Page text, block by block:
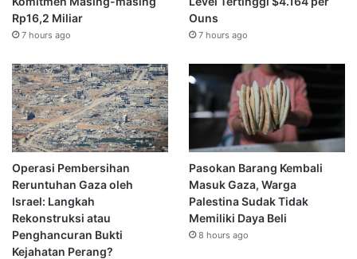
Rp16,2 Miliar
7 hours ago
Ouns
7 hours ago
Operasi Pembersihan
Reruntuhan Gaza oleh
Israel: Langkah
Rekonstruksi atau
Penghancuran Bukti
Kejahatan Perang?
Pasokan Barang Kembali
Masuk Gaza, Warga
Palestina Sudak Tidak
Memiliki Daya Beli
8 hours ago